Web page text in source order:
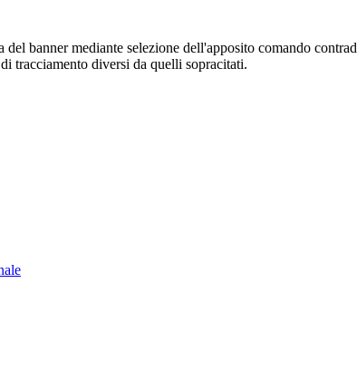
banner mediante selezione dell'apposito comando
tracciamento diversi da quelli sopracitati.